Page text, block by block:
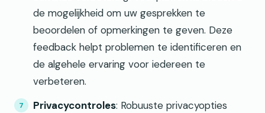
de mogelijkheid om uw gesprekken te
beoordelen of opmerkingen te geven. Deze
feedback helpt problemen te identificeren en
de algehele ervaring voor iedereen te
verbeteren.
Privacycontroles: Robuuste privacyopties